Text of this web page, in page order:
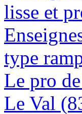
lisse et
type
Le pro
Le Val